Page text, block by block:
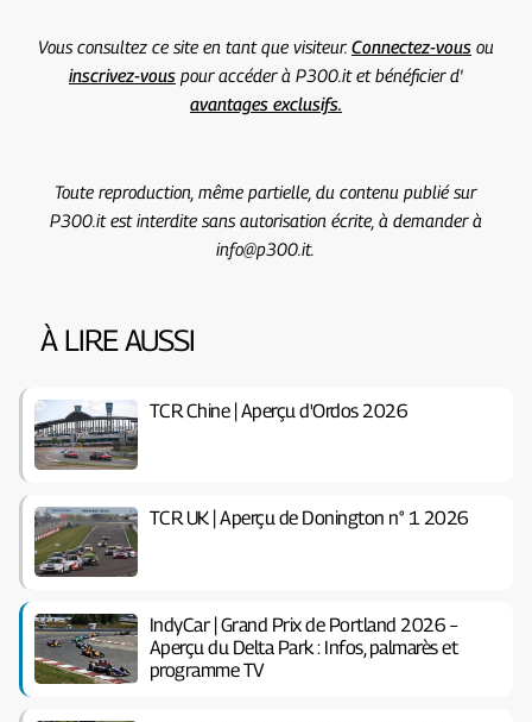
Vous consultez ce site en tant que visiteur. Connectez-vousou
inscrivez-vouspour accéder à P300.it et bénéficier d'
avantages exclusifs.
Toute reproduction, même partielle, du contenu publié sur
P300.it est interdite sans autorisation écrite, à demander à
info@p300.it.
À LIRE AUSSI
TCR Chine | Aperçu d'Ordos 2026
TCR UK | Aperçu de Donington n° 1 2026
IndyCar | Grand Prix de Portland 2026 –
Aperçu du Delta Park : Infos, palmarès et
programme TV